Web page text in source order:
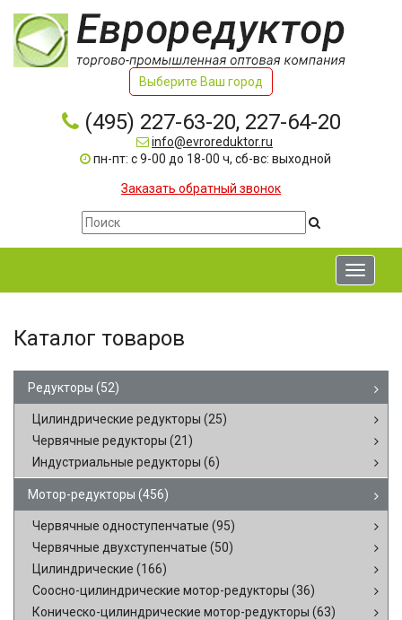
Выберите Ваш город
(495) 227-63-20, 227-64-20
info@evroreduktor.ru
пн-пт: с 9-00 до 18-00 ч, сб-вс: выходной
Заказать обратный звонок
Toggle
Каталог товаров
Редукторы (52)
Цилиндрические редукторы (25)
Червячные редукторы (21)
Индустриальные редукторы (6)
Мотор-редукторы (456)
Червячные одноступенчатые (95)
Червячные двухступенчатые (50)
Цилиндрические (166)
Соосно-цилиндрические мотор-редукторы (36)
Коническо-цилиндрические мотор-редукторы (63)